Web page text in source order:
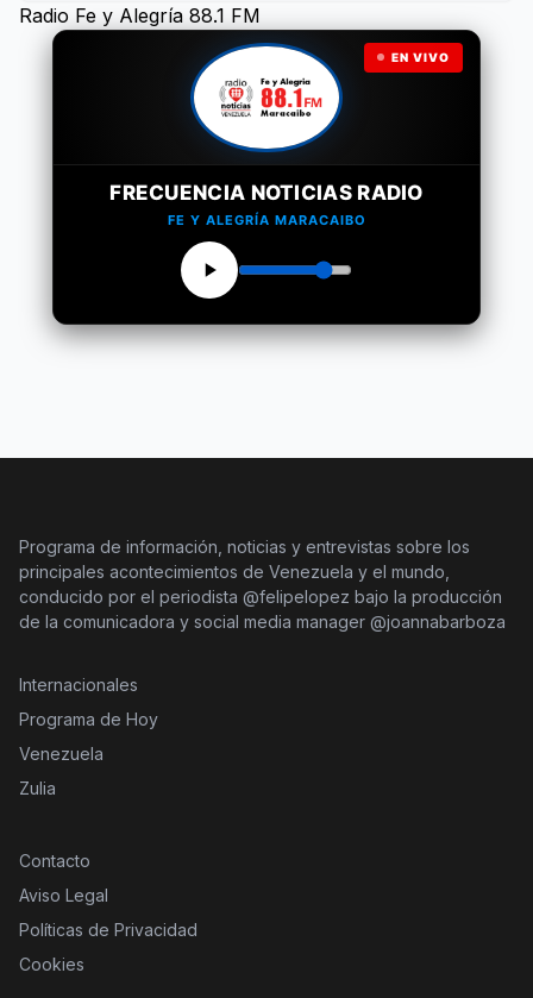
Radio Fe y Alegría 88.1 FM
EN VIVO
FRECUENCIA NOTICIAS RADIO
FE Y ALEGRÍA MARACAIBO
Programa de información, noticias y entrevistas sobre los
principales acontecimientos de Venezuela y el mundo,
conducido por el periodista @felipelopez bajo la producción
de la comunicadora y social media manager @joannabarboza
Internacionales
Programa de Hoy
Venezuela
Zulia
Contacto
Aviso Legal
Políticas de Privacidad
Cookies